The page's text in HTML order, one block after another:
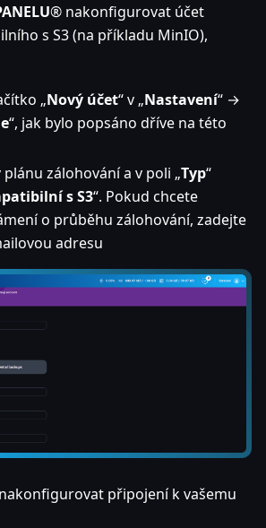
® nakonfigurovat účet
s S3 (na příkladu MinIO),
„Nový účet“ v „Nastavení“ →
“, jak bylo popsáno dříve na této
zálohování a v poli „Typ“
s S3“. Pokud chcete
o průběhu zálohování, zadejte
adresu
připojení k vašemu